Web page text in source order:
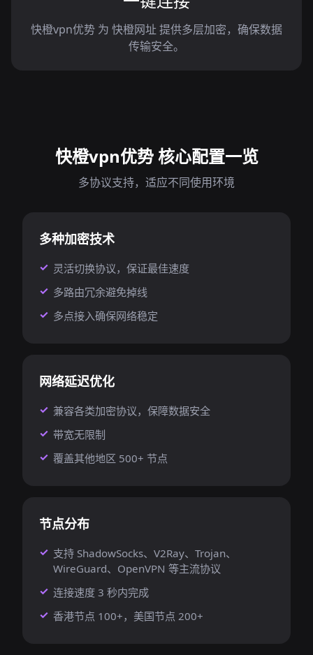
快橙vpn优势 为 快橙网址 提供多层加密，确保数据
传输安全。
快橙vpn优势 核心配置一览
多协议支持，适应不同使用环境
多种加密技术
灵活切换协议，保证最佳速度
多路由冗余避免掉线
多点接入确保网络稳定
网络延迟优化
兼容各类加密协议，保障数据安全
带宽无限制
覆盖其他地区 500+ 节点
节点分布
支持 ShadowSocks、V2Ray、Trojan、
WireGuard、OpenVPN 等主流协议
连接速度 3 秒内完成
香港节点 100+，美国节点 200+